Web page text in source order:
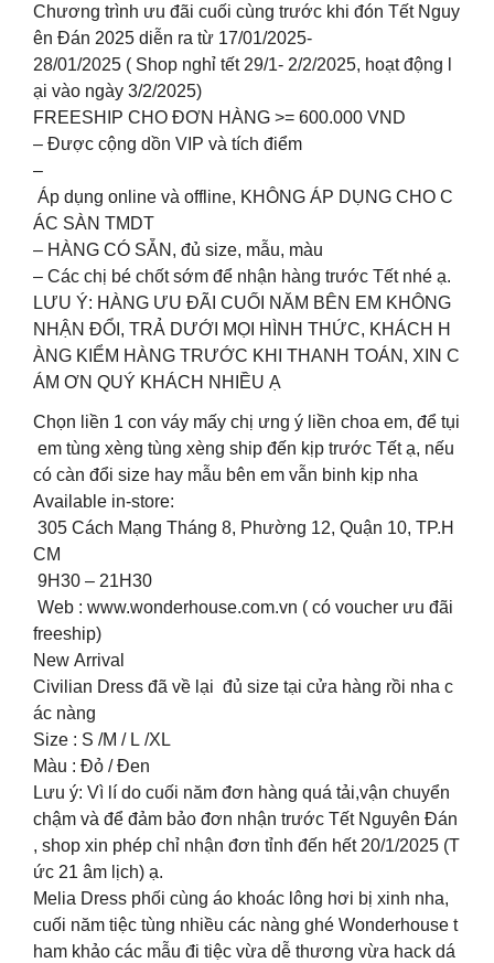
Chương trình ưu đãi cuối cùng trước khi đón Tết Nguy
ên Đán 2025 diễn ra từ 17/01/2025-
28/01/2025 ( Shop nghỉ tết 29/1- 2/2/2025, hoạt động l
ại vào ngày 3/2/2025)
FREESHIP CHO ĐƠN HÀNG >= 600.000 VND
– Được cộng dồn VIP và tích điểm
–
Áp dụng online và offline, KHÔNG ÁP DỤNG CHO C
ÁC SÀN TMDT
– HÀNG CÓ SẴN, đủ size, mẫu, màu
– Các chị bé chốt sớm để nhận hàng trước Tết nhé ạ.
LƯU Ý: HÀNG ƯU ĐÃI CUỐI NĂM BÊN EM KHÔNG
NHẬN ĐỔI, TRẢ DƯỚI MỌI HÌNH THỨC, KHÁCH H
ÀNG KIỂM HÀNG TRƯỚC KHI THANH TOÁN, XIN C
ÁM ƠN QUÝ KHÁCH NHIỀU Ạ ️
Chọn liền 1 con váy mấy chị ưng ý liền choa em, để tụi
em tùng xèng tùng xèng ship đến kịp trước Tết ạ, nếu
có càn đổi size hay mẫu bên em vẫn binh kịp nha
Available in-store:
305 Cách Mạng Tháng 8, Phường 12, Quận 10, TP.H
CM
9H30 – 21H30
Web : www.wonderhouse.com.vn ( có voucher ưu đãi
freeship)
New Arrival
Civilian Dress đã về lại đủ size tại cửa hàng rồi nha c
ác nàng
Size : S /M / L /XL
Màu : Đỏ / Đen
Lưu ý: Vì lí do cuối năm đơn hàng quá tải,vận chuyển
chậm và để đảm bảo đơn nhận trước Tết Nguyên Đán
, shop xin phép chỉ nhận đơn tỉnh đến hết 20/1/2025 (T
ức 21 âm lịch) ạ.
Melia Dress phối cùng áo khoác lông hơi bị xinh nha,
cuối năm tiệc tùng nhiều các nàng ghé Wonderhouse t
ham khảo các mẫu đi tiệc vừa dễ thương vừa hack dá